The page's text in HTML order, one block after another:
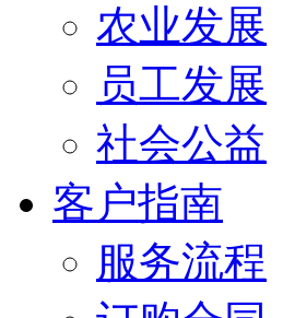
农业发展
员工发展
社会公益
客户指南
服务流程